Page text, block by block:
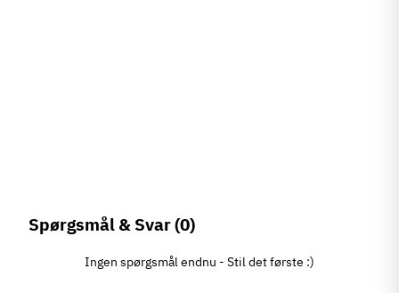
Spørgsmål & Svar(0)
Ingen spørgsmål endnu - Stil det første :)